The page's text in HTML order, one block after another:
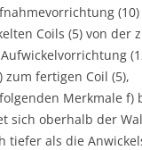
Coils (5) von
fertigen Coil (5),
Merkmale f)
sich oberhalb der
tiefer als die